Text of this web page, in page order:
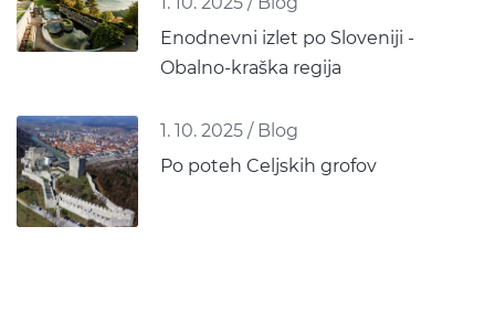
Enodnevni izlet po Sloveniji -
Obalno-kraška regija
1. 10. 2025 / Blog
Po poteh Celjskih grofov